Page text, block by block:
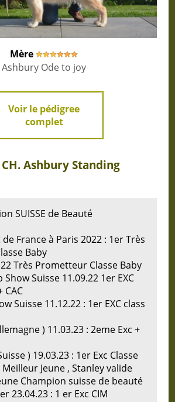
Mère
Ashbury Ode to joy
Voir le pédigree
complet
Ashbury Standing
SUISSE de Beauté
France à Paris 2022 : 1er Très
Baby
Très Prometteur Classe Baby
Suisse 11.09.22 1er EXC
CAC
Suisse 11.12.22 : 1er EXC class
) 11.03.23 : 2eme Exc +
) 19.03.23 : 1er Exc Classe
Meilleur Jeune , Stanley valide
Champion suisse de beauté
23.04.23 : 1 er Exc CIM